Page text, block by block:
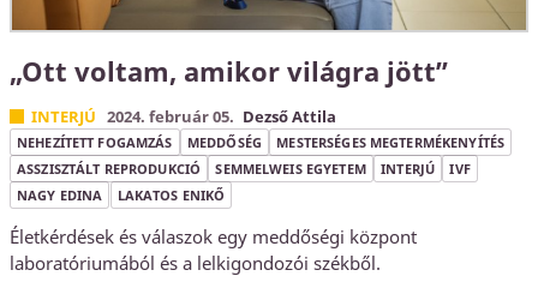
„Ott voltam, amikor világra jött”
INTERJÚ 2024. február 05. Dezső Attila
NEHEZÍTETT FOGAMZÁS MEDDŐSÉG
MESTERSÉGES MEGTERMÉKENYÍTÉS
ASSZISZTÁLT REPRODUKCIÓ
SEMMELWEIS EGYETEM INTERJÚ
IVF
NAGY EDINA
LAKATOS ENIKŐ
Életkérdések és válaszok egy meddőségi központ
laboratóriumából és a lelkigondozói székből.